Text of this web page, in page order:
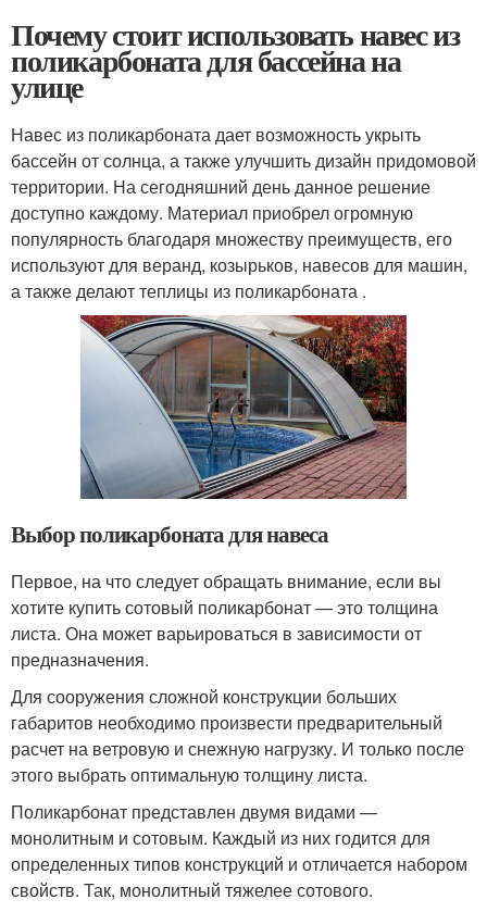
Почему стоит использовать навес из
поликарбоната для бассейна на
улице
Навес из поликарбоната дает возможность укрыть
бассейн от солнца, а также улучшить дизайн придомовой
территории. На сегодняшний день данное решение
доступно каждому. Материал приобрел огромную
популярность благодаря множеству преимуществ, его
используют для веранд, козырьков, навесов для машин,
а также делают теплицы из поликарбоната .
Выбор поликарбоната для навеса
Первое, на что следует обращать внимание, если вы
хотите купить сотовый поликарбонат — это толщина
листа. Она может варьироваться в зависимости от
предназначения.
Для сооружения сложной конструкции больших
габаритов необходимо произвести предварительный
расчет на ветровую и снежную нагрузку. И только после
этого выбрать оптимальную толщину листа.
Поликарбонат представлен двумя видами —
монолитным и сотовым. Каждый из них годится для
определенных типов конструкций и отличается набором
свойств. Так, монолитный тяжелее сотового.